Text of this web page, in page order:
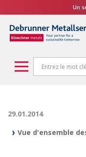
Un
29.01.2014
Vue d'ensemble